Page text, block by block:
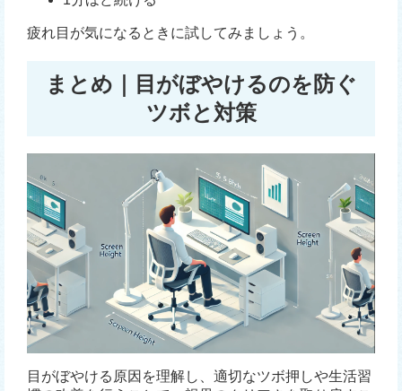
疲れ目が気になるときに試してみましょう。
まとめ｜目がぼやけるのを防ぐ
ツボと対策
目がぼやける原因を理解し、適切なツボ押しや生活習